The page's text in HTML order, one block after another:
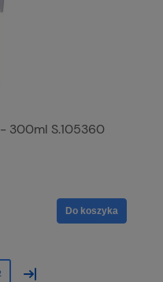
- 300ml S.105360
Do koszyka
»